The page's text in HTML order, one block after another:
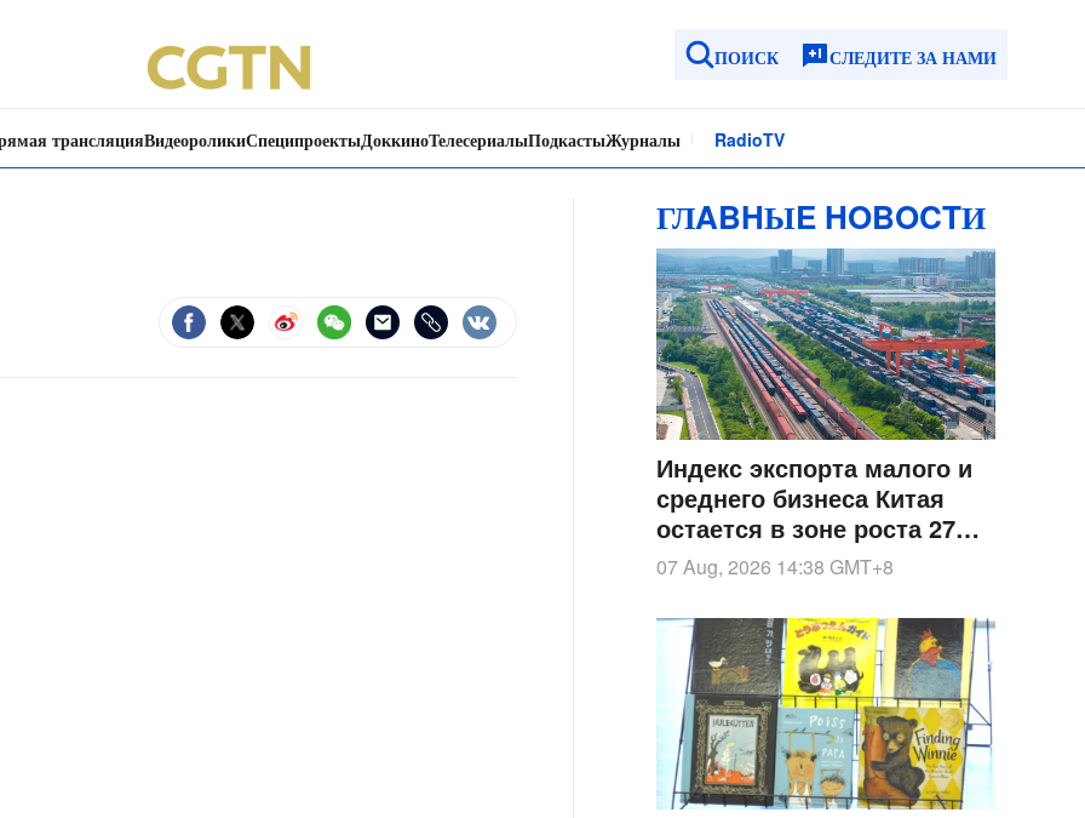
ПОИСК СЛЕДИТЕ ЗА НАМИ
трансляцияВидеороликиСпеципроектыДоккиноТелесериалыПодкастыЖурналы RadioTV
ГЛABHЫE HOBOCTИ
Индекс экспорта малого и
среднего бизнеса Китая
остается в зоне роста 27
месяцев подряд
07 Aug, 2026 14:38 GMT+8